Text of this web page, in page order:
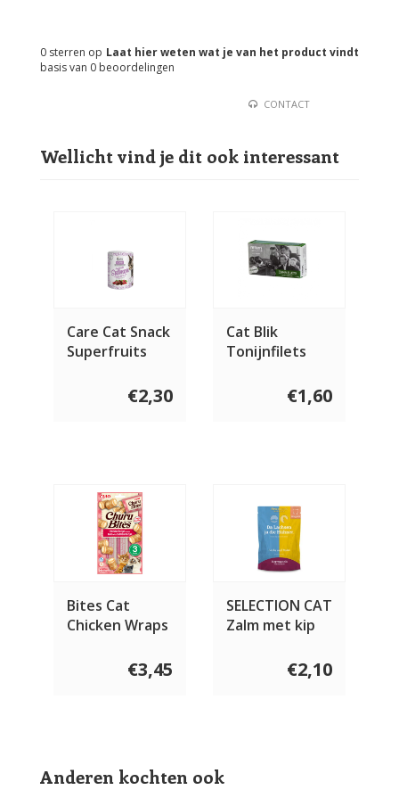
Laat hier weten wat je van het product vindt
0 sterren op
basis van 0 beoordelingen
CONTACT
Wellicht vind je dit ook interessant
Care Cat Snack
Superfruits
€2,30
Cat Blik
Tonijnfilets
€1,60
Bites Cat
Chicken Wraps
€3,45
SELECTION CAT
Zalm met kip
€2,10
Anderen kochten ook